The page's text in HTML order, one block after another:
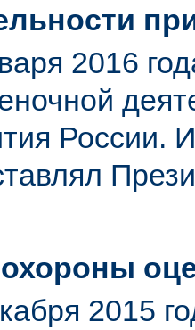
2016
России.
2015